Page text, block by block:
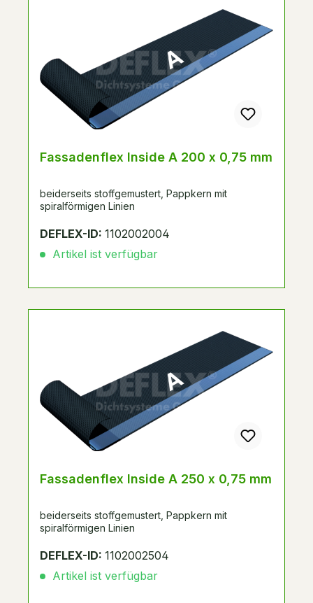
Fassadenflex Inside A 200 x 0,75 mm
beiderseits stoffgemustert, Pappkern mit
spiralförmigen Linien
DEFLEX-ID: 1102002004
Artikel ist verfügbar
Fassadenflex Inside A 250 x 0,75 mm
beiderseits stoffgemustert, Pappkern mit
spiralförmigen Linien
DEFLEX-ID: 1102002504
Artikel ist verfügbar